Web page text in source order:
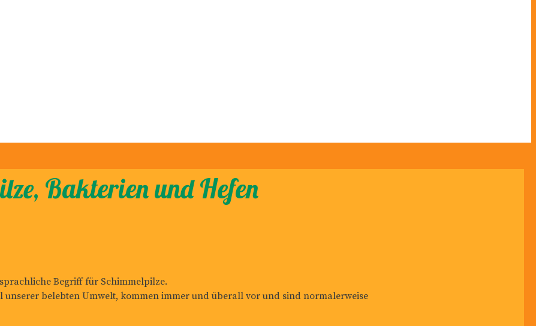
Bakterien und Hefen
Begriff für Schimmelpilze.
unserer belebten Umwelt, kommen immer und überall vor und sind normalerweise